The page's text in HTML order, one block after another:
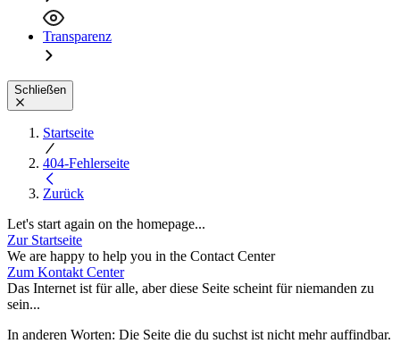
Transparenz
Schließen
Startseite
404-Fehlerseite
Zurück
Let's start again on the homepage...
Zur Startseite
We are happy to help you in the Contact Center
Zum Kontakt Center
Das Internet ist für alle, aber diese Seite scheint für niemanden zu
sein...
In anderen Worten: Die Seite die du suchst ist nicht mehr auffindbar.